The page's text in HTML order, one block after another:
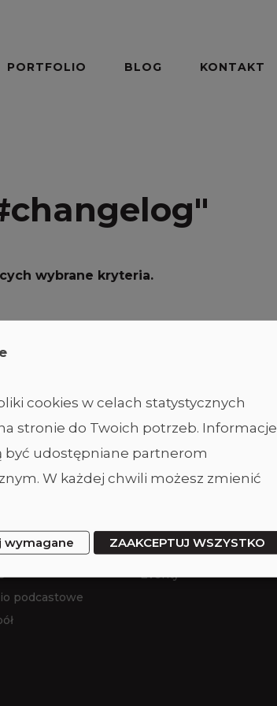
PORTFOLIO BLOG KONTAKT
wybrane kryteria.
ciemne
małe
podcastowe
Oferta
Wynajem sprzętu
Sesje zdjęciowe
Eventy
cookies w celach statystycznych
stronie do Twoich potrzeb. Informacje
być udostępniane partnerom
W każdej chwili możesz zmienić
wymagane ZAAKCEPTUJ WSZYSTKO